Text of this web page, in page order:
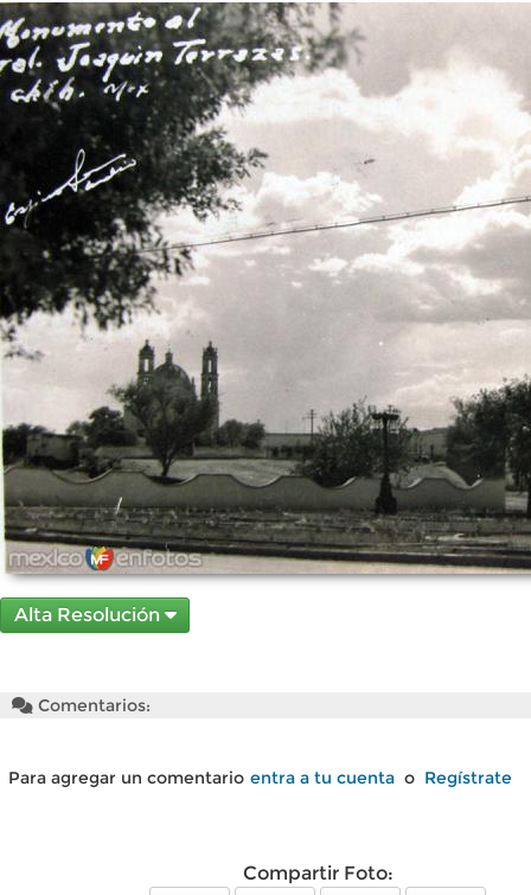
Alta Resolución
Comentarios:
Para agregar un comentario entra a tu cuenta o Regístrate
Compartir Foto: